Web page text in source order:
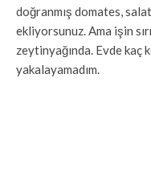
doğranmış domates,
ekliyorsunuz. Ama işin
zeytinyağında. Evde kaç
yakalayamadım.